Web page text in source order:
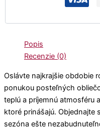
Popis
Recenzie (0)
Oslávte najkrajšie obdobie
ponukou posteľných
teplú a príjemnú atmosféru
ktoré prinášajú. Objednajte
sezóna ešte